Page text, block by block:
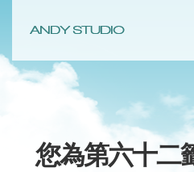
您為第六十二